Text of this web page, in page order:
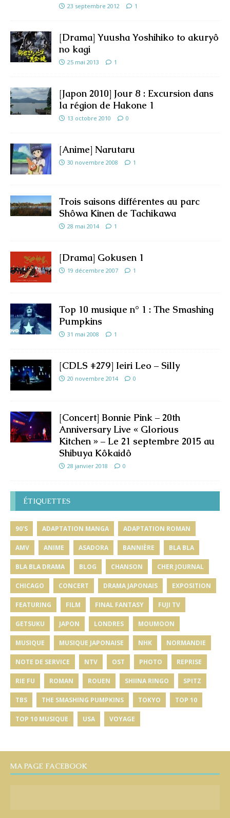
23 septembre 2012 1
[Drama] Yuusha Yoshihiko to akuryô
no kagi
25 mai 2013 1
[Japon 2010] Jour 8 : Excursion dans
la région de Hakone 1
13 octobre 2010 0
[Anime] Narutaru
30 novembre 2008 1
Trois saisons différentes au parc
Shôwa Kinen de Tachikawa
28 mai 2014 1
[Drama] Gokusen 1
19 décembre 2007 1
Top 10 musique n° 1 : The Smashing
Pumpkins
31 mai 2008 1
[CDLS #279] Ieiri Leo – Silly
20 novembre 2014 0
[Concert] Bonnie Pink – 20th
Anniversary Live « Glorious
Kitchen » – Le 21 septembre 2015 au
Shibuya Kôkaidô
28 janvier 2018 0
ÉTIQUETTES
90'S ADAPTATION MANGA ADAPTATION ROMAN
AMV ANIME ASADORA BANNIÈRE BLA BLA
BLA BLA DRAMA BLOG CHANSON CHER JOURNAL
CHICAGO CONCERT DRAMA JAPONAIS EXPOSITION
FEATURING FILM FINAL FANTASY FUJI TV
GETSUKU JAPON LONDRES MOUMOON
MUSIQUE MUSIQUE JAPONAISE NHK NORMANDIE
NOTE DE SERVICE NTV OST PHOTO REPRISE
RIE FU ROMAN ROUEN SHIINA RINGO SPITZ
TBS THE SMASHING PUMPKINS TOKYO TOP 10
TOP 10 MUSIQUE USA VOYAGE
MA PAGE FACEBOOK